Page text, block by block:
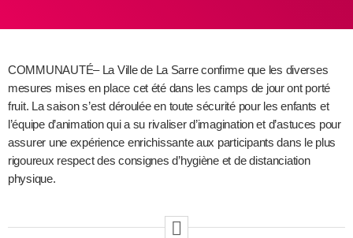
COMMUNAUTÉ– La Ville de La Sarre confirme que les diverses
mesures mises en place cet été dans les camps de jour ont porté
fruit. La saison s’est déroulée en toute sécurité pour les enfants et
l’équipe d’animation qui a su rivaliser d’imagination et d’astuces pour
assurer une expérience enrichissante aux participants dans le plus
rigoureux respect des consignes d’hygiène et de distanciation
physique.